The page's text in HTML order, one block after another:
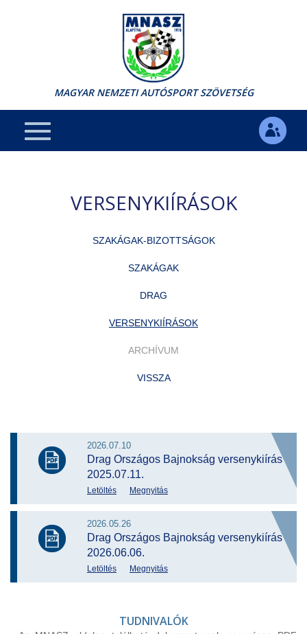
MAGYAR NEMZETI AUTÓSPORT SZÖVETSÉG
VERSENYKIÍRÁSOK
SZAKÁGAK-BIZOTTSÁGOK
SZAKÁGAK
DRAG
VERSENYKIÍRÁSOK
ARCHÍVUM
VISSZA
2026.07.10
Drag Országos Bajnokság versenykiírás
2025.07.11.
Letöltés Megnyitás
2026.05.26
Drag Országos Bajnokság versenykiírás
2026.06.06.
Letöltés Megnyitás
TUDNIVALÓK